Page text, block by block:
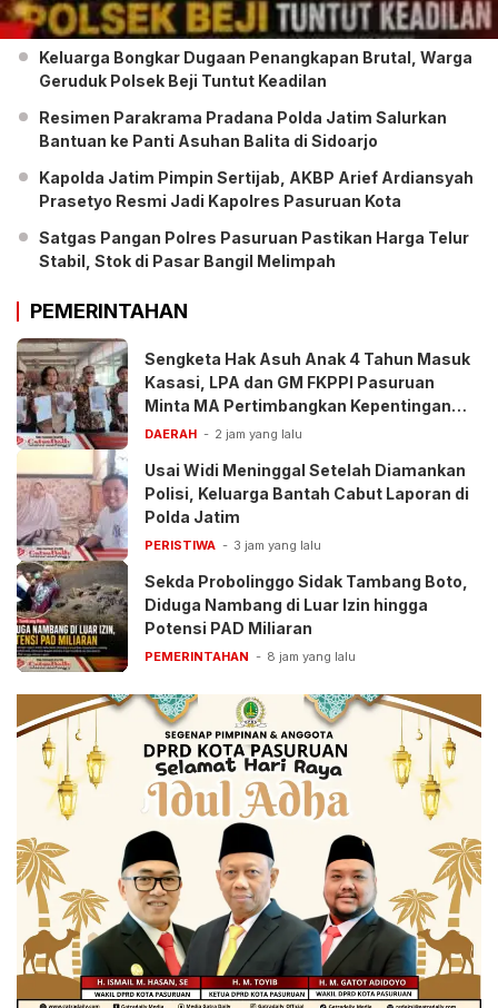
Keluarga Bongkar Dugaan Penangkapan Brutal, Warga
Geruduk Polsek Beji Tuntut Keadilan
Resimen Parakrama Pradana Polda Jatim Salurkan
Bantuan ke Panti Asuhan Balita di Sidoarjo
Kapolda Jatim Pimpin Sertijab, AKBP Arief Ardiansyah
Prasetyo Resmi Jadi Kapolres Pasuruan Kota
Satgas Pangan Polres Pasuruan Pastikan Harga Telur
Stabil, Stok di Pasar Bangil Melimpah
PEMERINTAHAN
Sengketa Hak Asuh Anak 4 Tahun Masuk
Kasasi, LPA dan GM FKPPI Pasuruan
Minta MA Pertimbangkan Kepentingan
Anak
DAERAH 2 jam yang lalu
Usai Widi Meninggal Setelah Diamankan
Polisi, Keluarga Bantah Cabut Laporan di
Polda Jatim
PERISTIWA 3 jam yang lalu
Sekda Probolinggo Sidak Tambang Boto,
Diduga Nambang di Luar Izin hingga
Potensi PAD Miliaran
PEMERINTAHAN 8 jam yang lalu